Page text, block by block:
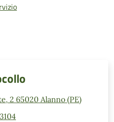
2 65020 Alanno (PE)